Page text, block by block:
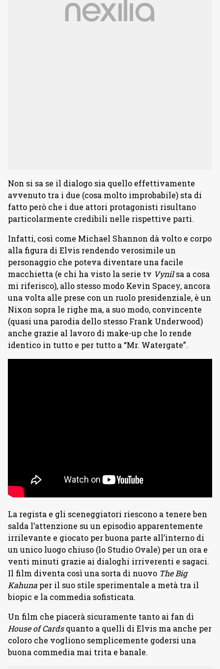
Non si sa se il dialogo sia quello effettivamente
avvenuto tra i due (cosa molto improbabile) sta di
fatto però che i due attori protagonisti risultano
particolarmente credibili nelle rispettive parti.
Infatti, così come Michael Shannon dà volto e corpo
alla figura di Elvis rendendo verosimile un
personaggio che poteva diventare una facile
macchietta (e chi ha visto la serie tv Vynilsa a cosa
mi riferisco), allo stesso modo Kevin Spacey, ancora
una volta alle prese con un ruolo presidenziale, è un
Nixon sopra le righe ma, a suo modo, convincente
(quasi una parodia dello stesso Frank Underwood)
anche grazie al lavoro di make-up che lo rende
identico in tutto e per tutto a “Mr. Watergate”.
La regista e gli sceneggiatori riescono a tenere ben
salda l’attenzione su un episodio apparentemente
irrilevante e giocato per buona parte all’interno di
un unico luogo chiuso (lo Studio Ovale) per un ora e
venti minuti grazie ai dialoghi irriverenti e sagaci.
Il film diventa così una sorta di nuovo The Big
Kahuna per il suo stile sperimentale a metà tra il
biopic e la commedia sofisticata.
Un film che piacerà sicuramente tanto ai fan di
House of Cardsquanto a quelli di Elvis ma anche per
coloro che vogliono semplicemente godersi una
buona commedia mai trita e banale.